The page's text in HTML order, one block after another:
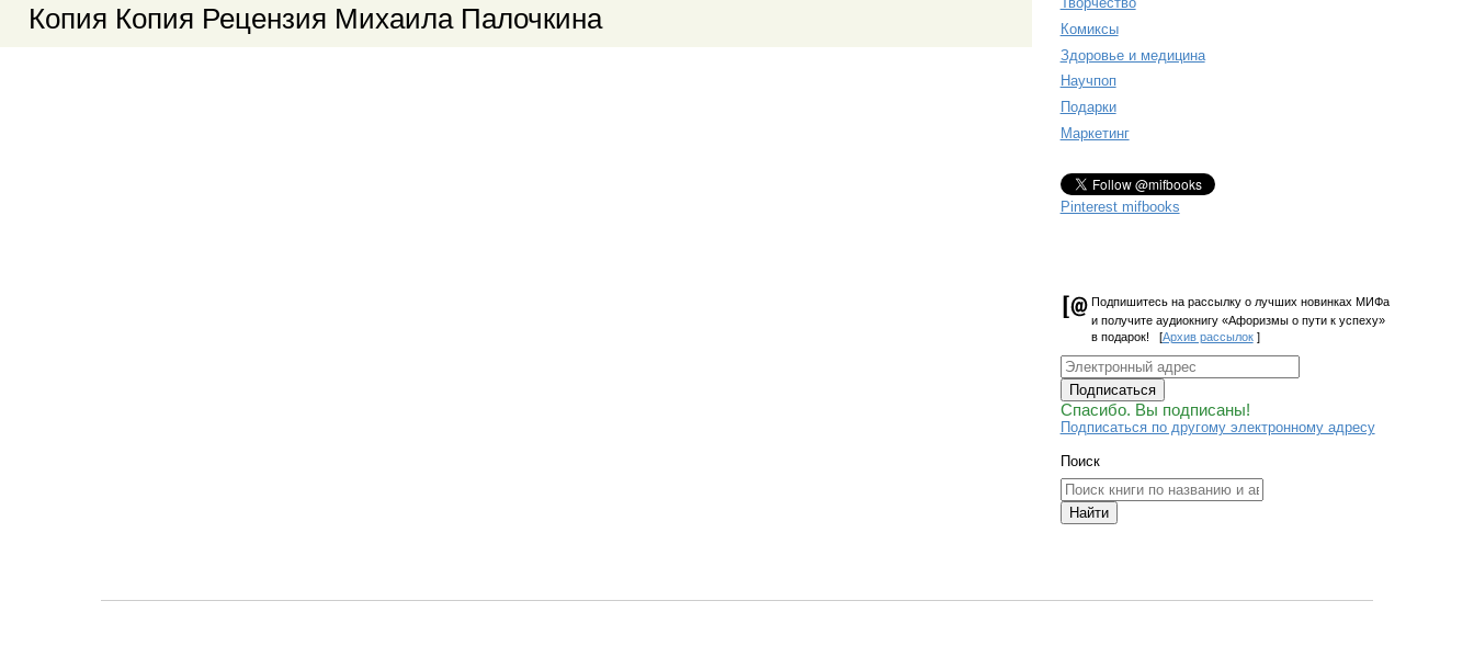
Комиксы
Здоровье и медицина
Научпоп
Подарки
Маркетинг
Pinterest mifbooks
Подпишитесь на рассылку о лучших новинках МИФа
и получите аудиокнигу «Афоризмы о пути к успеху»
в подарок! [Архив рассылок]
Подписаться
Спасибо. Вы подписаны!
Подписаться по другому электронному адресу
Поиск
Найти
Копия Копия Рецензия Михаила Палочкина